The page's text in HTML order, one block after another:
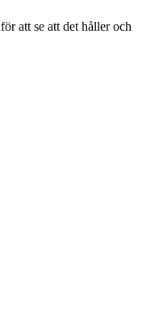
att se att det håller och